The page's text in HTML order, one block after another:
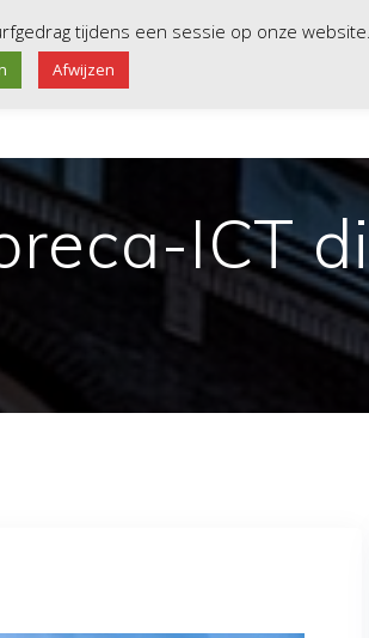
info@beheerd.nl
ICT
tijdens een sessie op onze
Afwijzen